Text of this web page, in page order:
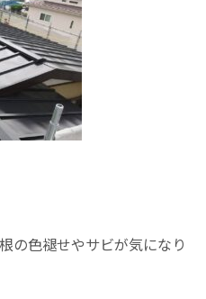
の色褪せやサビが気になり